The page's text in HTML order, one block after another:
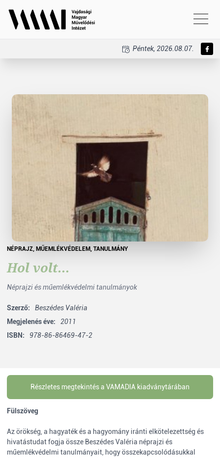
Péntek, 2026.08.07.
NÉPRAJZ, MŰEMLÉKVÉDELEM, TANULMÁNY
Hol volt...
Néprajzi és műemlékvédelmi tanulmányok
Szerző:
Beszédes Valéria
Megjelenés éve:
2011
ISBN:
978-86-86469-47-2
Részletes megtekintés a VAMADIA kiadványtárában
Fülszöveg
Az örökség, a hagyaték és a hagyomány iránti elkötelezettség és
hivatástudat fogja össze Beszédes Valéria néprajzi és
műemlékvédelmi tanulmányait, hogy összekapcsolódásukkal